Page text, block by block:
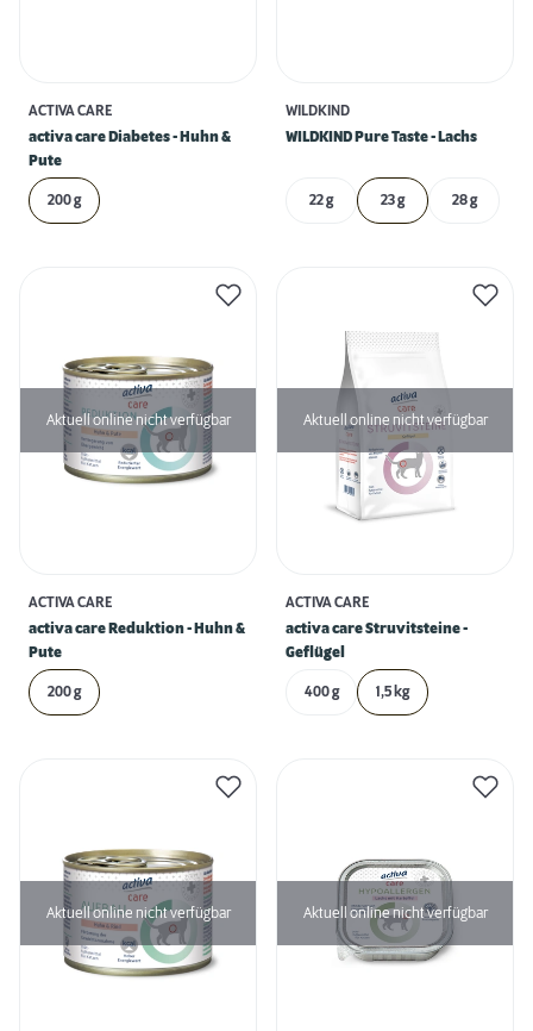
ACTIVA CARE
activa care Diabetes - Huhn &
Pute
200 g
WILDKIND
WILDKIND Pure Taste - Lachs
22 g 23 g 28 g
Aktuell online nicht verfügbar
ACTIVA CARE
activa care Reduktion - Huhn &
Pute
200 g
Aktuell online nicht verfügbar
ACTIVA CARE
activa care Struvitsteine -
Geflügel
400 g 1,5 kg
Aktuell online nicht verfügbar Aktuell online nicht verfügbar